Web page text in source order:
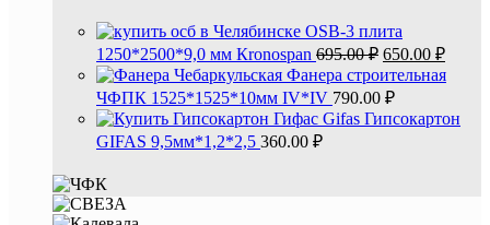
OSB-3 плита
1250*2500*9,0 мм Кronospan 695.00₽
цена
составляла
695.00 ₽.
650.00 ₽
цена:
Фанера строительная
ЧФПК 1525*1525*10мм IV*IV 790.00 ₽
Гипсокартон
GIFAS 9,5мм*1,2*2,5 360.00 ₽